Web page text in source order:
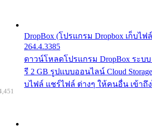
DropBox (โปรแกรม Dropbox เก็บไ
264.4.3385
ดาวน์โหลดโปรแกรม DropBox ระบ
รี 2 GB รูปแบบออนไลน์ Cloud
บไฟล์ แชร์ไฟล์ ต่างๆ ให้คนอื่น เข้าถึ